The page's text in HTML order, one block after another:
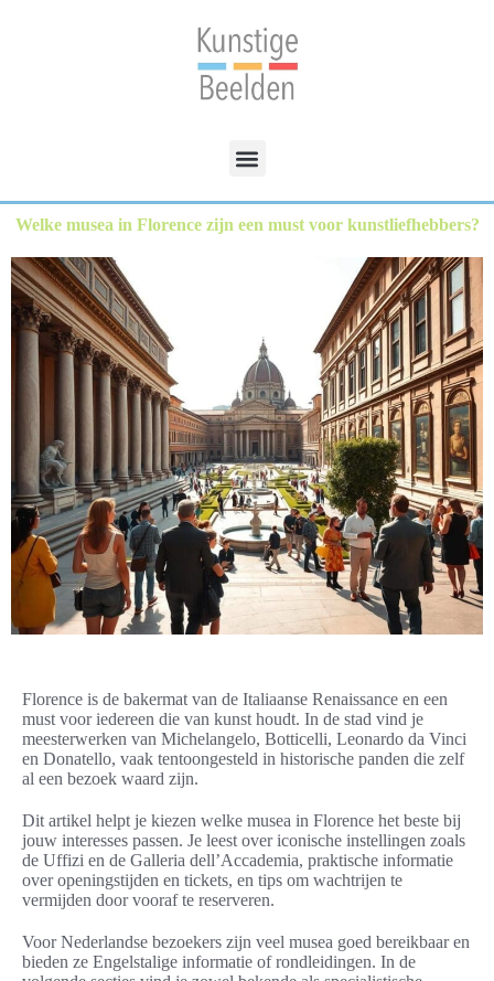
Welke musea in Florence zijn een must voor kunstliefhebbers?
Florence is de bakermat van de Italiaanse Renaissance en een
must voor iedereen die van kunst houdt. In de stad vind je
meesterwerken van Michelangelo, Botticelli, Leonardo da Vinci
en Donatello, vaak tentoongesteld in historische panden die zelf
al een bezoek waard zijn.
Dit artikel helpt je kiezen welke musea in Florence het beste bij
jouw interesses passen. Je leest over iconische instellingen zoals
de Uffizi en de Galleria dell’Accademia, praktische informatie
over openingstijden en tickets, en tips om wachtrijen te
vermijden door vooraf te reserveren.
Voor Nederlandse bezoekers zijn veel musea goed bereikbaar en
bieden ze Engelstalige informatie of rondleidingen. In de